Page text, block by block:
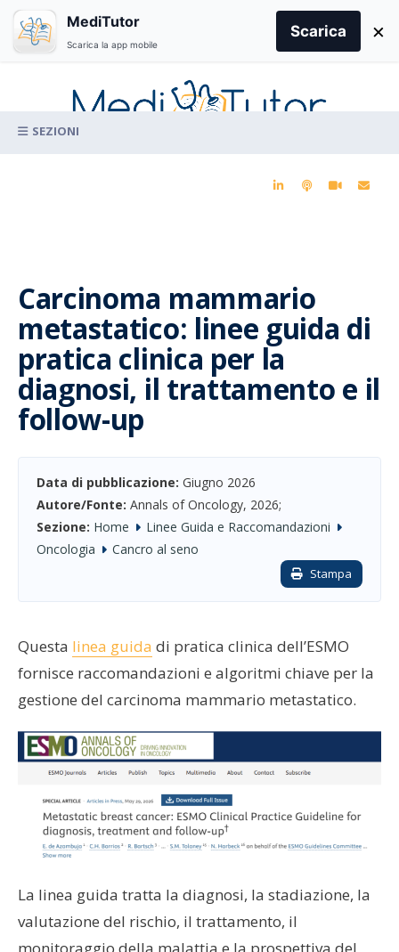
content
Carcinoma mammario
metastatico: linee guida di
pratica clinica per la
diagnosi, il trattamento e il
follow-up
Data di pubblicazione: Giugno 2026
Autore/Fonte: Annals of Oncology, 2026;
Sezione: Home
Linee Guida e Raccomandazioni
Oncologia
Cancro al seno
Stampa
Questa linea guida di pratica clinica dell’ESMO
fornisce raccomandazioni e algoritmi chiave per la
gestione del carcinoma mammario metastatico.
La linea guida tratta la diagnosi, la stadiazione, la
valutazione del rischio, il trattamento, il
for:
MediTutor
Scarica la app mobile
Scarica ×